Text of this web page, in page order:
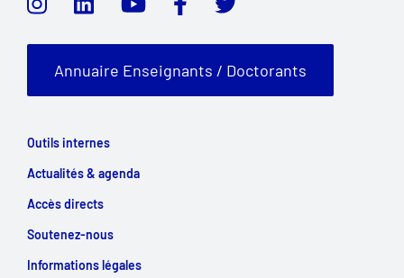
Annuaire Enseignants / Doctorants
Outils internes
Actualités & agenda
Accès directs
Soutenez-nous
Informations légales